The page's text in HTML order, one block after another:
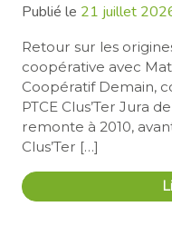
Publié le 21 juillet
Retour sur les
coopérative avec
Coopératif Demain,
PTCE Clus’Ter Jura
remonte à 2010,
Clus’Ter […]